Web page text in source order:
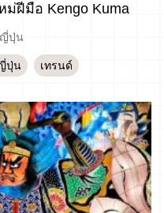
ม่ฝีมือ Kengo Kuma
ญี่ปุ่น
ปุ่น เทรนด์